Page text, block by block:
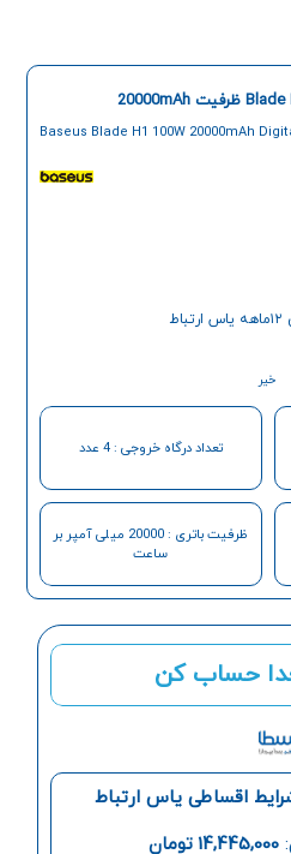
حساب کن
اقساطی یاس ارتباط
14,445,000 تومان
Baseus Blade H1 100W 20000mAh
خیر
تعداد درگاه خروجی : 4 عدد
ظرفیت باتری : 20000 میلی‌ آمپر‌ بر
ساعت